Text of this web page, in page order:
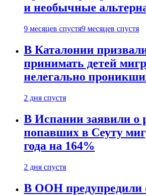
и необычные
9 месяцев спустя9 месяцев спустя
В Каталонии
принимать детей
нелегально
2 дня спустя
В Испании заявили о
попавших в Сеуту
года на 164%
2 дня спустя
В ООН предупредили